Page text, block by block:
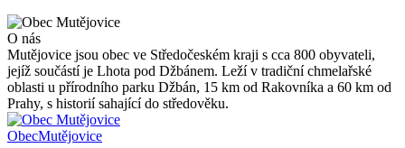
O nás
Mutějovice jsou obec ve Středočeském kraji s cca 800 obyvateli,
jejíž součástí je Lhota pod Džbánem. Leží v tradiční chmelařské
oblasti u přírodního parku Džbán, 15 km od Rakovníka a 60 km od
Prahy, s historií sahající do středověku.
ObecMutějovice